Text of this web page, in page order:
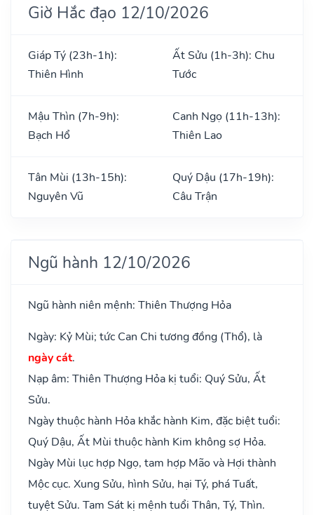
Giờ Hắc đạo 12/10/2026
Giáp Tý (23h-1h):
Thiên Hình
Ất Sửu (1h-3h): Chu
Tước
Mậu Thìn (7h-9h):
Bạch Hổ
Canh Ngọ (11h-13h):
Thiên Lao
Tân Mùi (13h-15h):
Nguyên Vũ
Quý Dậu (17h-19h):
Câu Trận
Ngũ hành 12/10/2026
Ngũ hành niên mệnh: Thiên Thượng Hỏa
Ngày: Kỷ Mùi; tức Can Chi tương đồng (Thổ), là
ngày cát.
Nạp âm: Thiên Thượng Hỏa kị tuổi: Quý Sửu, Ất
Sửu.
Ngày thuộc hành Hỏa khắc hành Kim, đặc biệt tuổi:
Quý Dậu, Ất Mùi thuộc hành Kim không sợ Hỏa.
Ngày Mùi lục hợp Ngọ, tam hợp Mão và Hợi thành
Mộc cục. Xung Sửu, hình Sửu, hại Tý, phá Tuất,
tuyệt Sửu. Tam Sát kị mệnh tuổi Thân, Tý, Thìn.